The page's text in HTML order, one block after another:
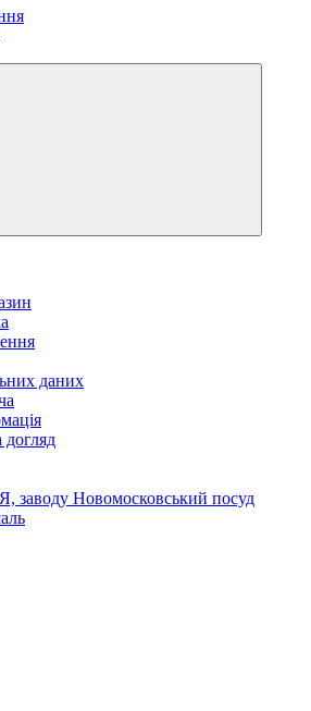
даних
догляд
заводу Новомосковський посуд